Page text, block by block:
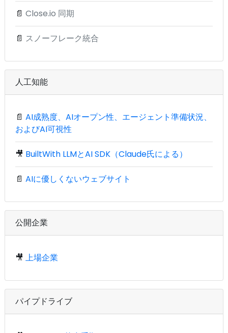
📄 Close.io 同期
📄 スノーフレーク統合
人工知能
📄 AI成熟度、AIオープン性、エージェント準備状況、
およびAI可視性
🎥 BuiltWith LLMとAI SDK（Claude氏による）
📄 AIに優しくないウェブサイト
公開企業
🎥 上場企業
パイプドライブ